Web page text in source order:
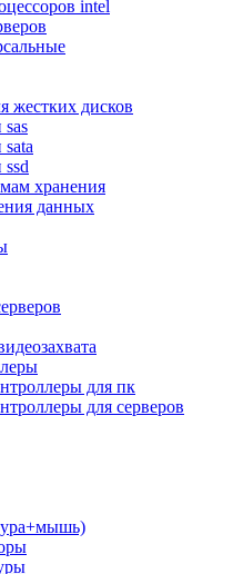
питания, батарейки
боксы, стойки для дисков
очки
для ноутбуков
для ноутбуков
и зарядные устройства
порт репликаторы
диски
носители
ray
r
rw
r
системы
по
intel
жестких дисков
хранения
данных
для пк
для серверов